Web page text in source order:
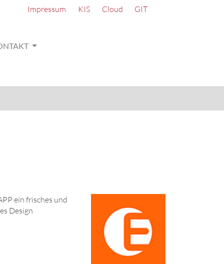
Impressum KIS Cloud GIT
ein frisches und
Design